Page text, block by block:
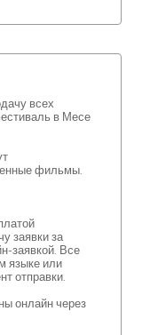
всех
в Месе
фильмы.
заявки за
заявкой. Все
языке или
отправки.
онлайн через